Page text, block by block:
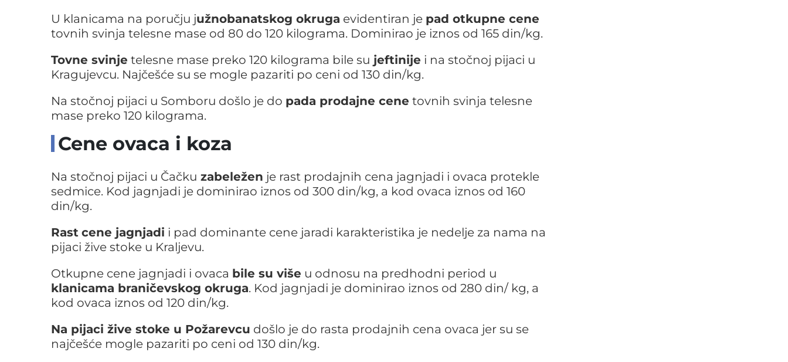
U klanicama na poručju južnobanatskog okruga evidentiran je pad otkupne cene
tovnih svinja telesne mase od 80 do 120 kilograma. Dominirao je iznos od 165 din/kg.
Tovne svinje telesne mase preko 120 kilograma bile su jeftinije i na stočnoj pijaci u
Kragujevcu. Najčešće su se mogle pazariti po ceni od 130 din/kg.
Na stočnoj pijaci u Somboru došlo je do pada prodajne cene tovnih svinja telesne
mase preko 120 kilograma.
Cene ovaca i koza
Na stočnoj pijaci u Čačku zabeležen je rast prodajnih cena jagnjadi i ovaca protekle
sedmice. Kod jagnjadi je dominirao iznos od 300 din/kg, a kod ovaca iznos od 160
din/kg.
Rast cene jagnjadi i pad dominante cene jaradi karakteristika je nedelje za nama na
pijaci žive stoke u Kraljevu.
Otkupne cene jagnjadi i ovaca bile su više u odnosu na predhodni period u
klanicama braničevskog okruga. Kod jagnjadi je dominirao iznos od 280 din/ kg, a
kod ovaca iznos od 120 din/kg.
Na pijaci žive stoke u Požarevcu došlo je do rasta prodajnih cena ovaca jer su se
najčešće mogle pazariti po ceni od 130 din/kg.